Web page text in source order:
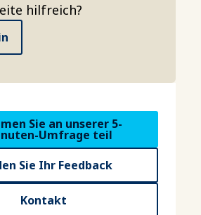
hilfreich?
Sie an unserer 5-
Umfrage teil
Sie Ihr Feedback
Kontakt